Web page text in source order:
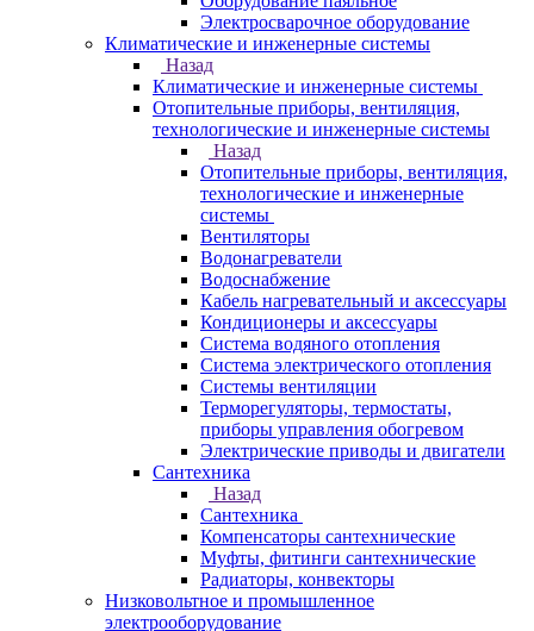
Электросварочное оборудование
Климатические и инженерные системы
Назад
Климатические и инженерные системы
Отопительные приборы, вентиляция,
технологические и инженерные системы
Назад
Отопительные приборы, вентиляция,
технологические и инженерные
системы
Вентиляторы
Водонагреватели
Водоснабжение
Кабель нагревательный и аксессуары
Кондиционеры и аксессуары
Система водяного отопления
Система электрического отопления
Системы вентиляции
Терморегуляторы, термостаты,
приборы управления обогревом
Электрические приводы и двигатели
Сантехника
Назад
Сантехника
Компенсаторы сантехнические
Муфты, фитинги сантехнические
Радиаторы, конвекторы
Низковольтное и промышленное
электрооборудование